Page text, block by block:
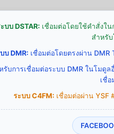
บบ DSTAR: เชื่อมต่อโดยใช้คำสั่งใน
สำหรั
บ DMR: เชื่อมต่อโดยตรงผ่าน
รับการเชื่อมต่อระบบ DMR ในโมดูล
เชื่
ระบบ C4FM: เชื่อมต่อผ่าน YSF